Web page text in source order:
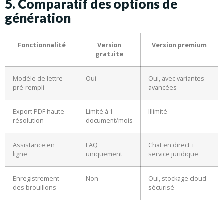
5. Comparatif des options de
génération
Fonctionnalité
Version
gratuite
Version premium
Modèle de lettre
pré‑rempli
Oui
Oui, avec variantes
avancées
Export PDF haute
résolution
Limité à 1
document/mois
Illimité
Assistance en
ligne
FAQ
uniquement
Chat en direct +
service juridique
Enregistrement
des brouillons
Non
Oui, stockage cloud
sécurisé